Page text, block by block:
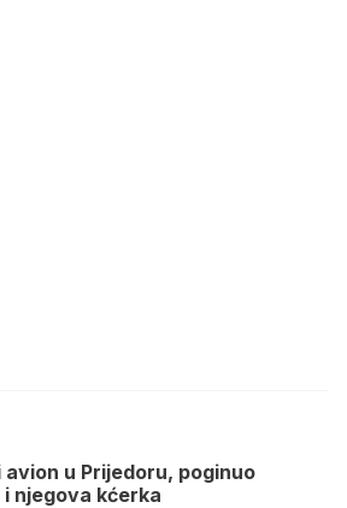
u Prijedoru, poginuo
njegova kćerka